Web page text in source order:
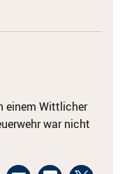
einem Wittlicher
war nicht